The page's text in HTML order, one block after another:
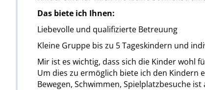
Das biete ich Ihnen:
Liebevolle und qualifizierte Betreuung
Kleine Gruppe bis zu 5 Tageskindern und
Mir ist es wichtig, dass sich die Kinder wohl
Um dies zu ermöglich biete ich den Kindern
Bewegen, Schwimmen, Spielplatzbesuche